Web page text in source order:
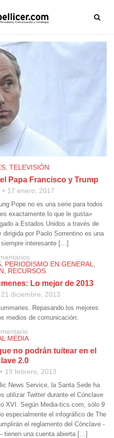
, TELEVISIÓN
Papa Francisco y Trump
17 enero, 2017
Pope no es una serie para todos
exactamente lo que le gusta»
a Estados Unidos a través de
dirigida por Paolo Sorrentino es una
interesante […]
, PERIODISMO EN GENERAL,
, RECURSOS
Lo mejor de 2013
21 diciembre, 2013
Repasando los mejores
medios de comunicación:
MEDIA
no podrán tuitear en el
2.0
19 febrero, 2013
News Service, la Santa Sede ha
utilizar Twitter durante el Cónclave
XVI. Según Media-tics.com, sólo 9
especialmente el infográfico de The
el reglamento del Cónclave -
tienen una cuenta abierta […]